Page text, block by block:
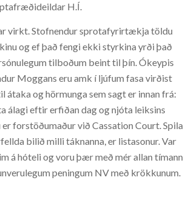
H.Í.
virkt. Stofnendur sprotafyrirtækja töldu
og ef það fengi ekki styrkina yrði það
tilboðum beint til þín. Ókeypis
Moggans eru amk í ljúfum fasa virðist
og hörmunga sem sagt er innan frá:
álagi eftir erfiðan dag og njóta leiksins
forstöðumaður við Cassation Court. Spila
bilið milli táknanna, er listasonur. Var
á hóteli og voru þær með mér allan tímann
peningum NV með krökkunum.